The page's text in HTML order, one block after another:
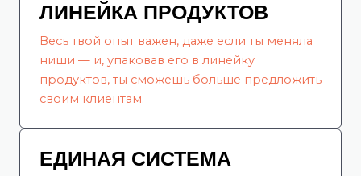
ЛИНЕЙКА ПРОДУКТОВ
Весь твой опыт важен, даже если ты меняла
ниши — и, упаковав его в линейку
продуктов, ты сможешь больше предложить
своим клиентам.
ЕДИНАЯ СИСТЕМА